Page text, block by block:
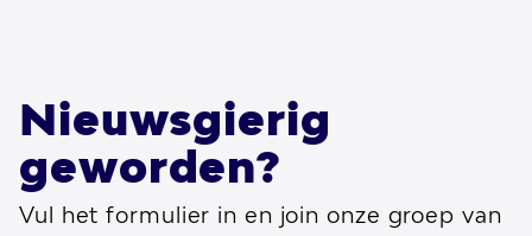
de cliënten. Door middel van dialoog,
geduld, en optimisme, bieden zij een pad
naar persoonlijke ontwikkeling en
Nieuwsgierig
geworden?
Vul het formulier in en join onze groep van